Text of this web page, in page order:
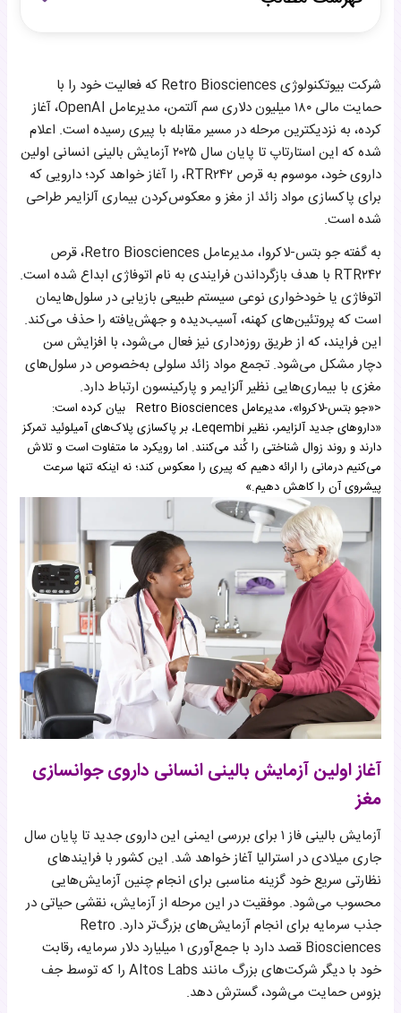
همکاری با هوش مصنوعی و فناوری‌های نوینشرکت بیوتکنولوژی Retro Biosciences که فعالیت خود را با
حمایت مالی ۱۸۰ میلیون دلاری سم آلتمن، مدیرعامل OpenAI، آغاز
کرده، به نزدیکترین مرحله در مسیر مقابله با پیری رسیده است. اعلام
شده که این استارتاپ تا پایان سال ۲۰۲۵ آزمایش بالینی انسانی اولین
داروی خود، موسوم به قرص RTR۲۴۲، را آغاز خواهد کرد؛ دارویی که
برای پاکسازی مواد زائد از مغز و معکوس‌کردن بیماری آلزایمر طراحی
شده است.
به گفته جو بتس-لاکروا، مدیرعامل Retro Biosciences، قرص
RTR۲۴۲ با هدف بازگرداندن فرایندی به نام اتوفاژی ابداع شده است.
اتوفاژی یا خودخواری نوعی سیستم طبیعی بازیابی در سلول‌هایمان
است که پروتئین‌های کهنه، آسیب‌دیده و جهش‌یافته را حذف می‌کند.
این فرایند، که از طریق روزه‌داری نیز فعال می‌شود، با افزایش سن
دچار مشکل می‌شود. تجمع مواد زائد سلولی به‌خصوص در سلول‌های
مغزی با بیماری‌هایی نظیر آلزایمر و پارکینسون ارتباط دارد.
<«جو بتس-لاکروا»، مدیرعامل Retro Biosciences بیان کرده است:
«داروهای جدید آلزایمر، نظیر Leqembi، بر پاکسازی پلاک‌های آمیلوئید تمرکز
دارند و روند زوال شناختی را کُند می‌کنند. اما رویکرد ما متفاوت است و تلاش
می‌کنیم درمانی را ارائه دهیم که پیری را معکوس کند؛ نه اینکه تنها سرعت
پیشروی آن را کاهش دهیم.»
آغاز اولین آزمایش بالینی انسانی داروی جوانسازی
مغز
آزمایش بالینی فاز ۱ برای بررسی ایمنی این داروی جدید تا پایان سال
جاری میلادی در استرالیا آغاز خواهد شد. این کشور با فرایندهای
نظارتی سریع خود گزینه مناسبی برای انجام چنین آزمایش‌هایی
محسوب می‌شود. موفقیت در این مرحله از آزمایش، نقشی حیاتی در
جذب سرمایه برای انجام آزمایش‌های بزرگ‌تر دارد. Retro
Biosciences قصد دارد با جمع‌آوری ۱ میلیارد دلار سرمایه، رقابت
خود با دیگر شرکت‌های بزرگ مانند Altos Labs را که توسط جف
بزوس حمایت می‌شود، گسترش دهد.